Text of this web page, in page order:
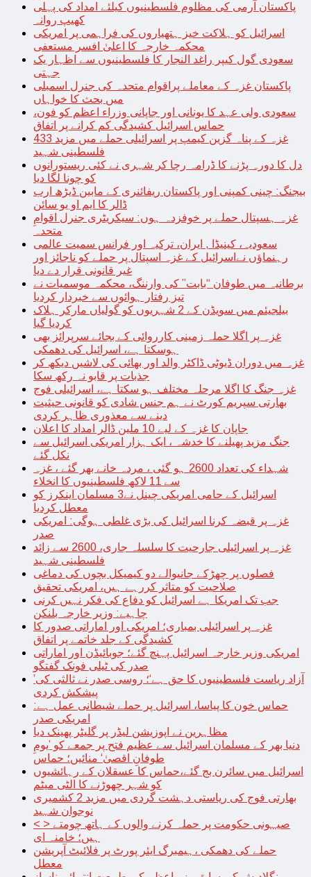
پاکستان آرمی کی مظلوم فلسطینیوں کیلئے امداد کی پہلی
کھیپ روانہ
اسرائیل کو ہلاکت خیز ہتھیاروں کی فراہمی پر امریکی
محکمہ خارجہ کا اعلیٰ افسر مستعفی
سعودی گول کیپر راغد النجار کا فلسطینیوں سے اظہار یک
جہتی
پاکستان غزہ کے معاملے پراقوام متحدہ کی جنرل اسمبلی
میں بحث کا خواہاں
سعودی ولی عہد کا یونانی اور جاپانی وزراء اعظم کو فون،
حماس اسرائیل کشیدگی کم کرانے پر اتفاق
غزہ کے پناہ گزین کیمپ پر اسرائیلی حملے میں مزید 433
فلسطینی شہید
دل کا دورہ پڑنے کا ڈرامہ رچا کر شہری نے کئی ریستورانوں
کو چونا لگا دیا
بیجنگ: چینی کمپنی اور پاکستان ریفائنری کے مابین ڈیڑھ ارب
ڈالر کا ایم او یو سائن
غزہ ہسپتال حملے پر خوفزدہ ہوں: سیکریٹری جنرل اقوامِ
متحدہ
سعودیہ، کینیڈا , ایران، ترکیہ اور فرانس سمیت عالمی
رہنماؤں نےاسرائیل کے غزہ اسپتال پر حملے کو ناجائز اور
غیر قانونی قرار دے دیا
برطانیہ میں طوفان “بابت” کی وارننگ، محکمہ موسمیات نے
تیز رفتار ہوائوں سے خبردار کردیا
بیلجیئم میں سویڈن کے 2 شہریوں کو گولیاں مارکر ہلاک
کردیا گیا
غزہ پر اگلا حملہ زمینی کارروائی کے بجائے سرپرائز بھی
ہوسکتا ہے، اسرائیل کی دھمکی
غزہ میں دوران ڈیوٹی ڈاکٹر والد اور بھائی کی لاشیں دیکھ کر
جذبات پر قابو نہ رکھ سکا
غزہ جنگ کا اگلا مرحلہ مختلف ہو سکتا ہے، اسرائیلی فوج
بھارتی سپریم کورٹ نے ہم جنس شادی کو قانونی حیثیت
دینے سے معذوری ظاہر کردی
جاپان کا غزہ کے لیے 10 ملین ڈالر امداد کا اعلان
جنگ مزید پھیلنے کا خدشہ ، ایک ہزار امریکی اسرائیل سے
نکل گئے
شہداء کی تعداد 2600 ہو گئی ، مردہ خانے بھر گئے ، غزہ
سے 11 لاکھ فلسطینیوں کا انخلاء
اسرائیل کے حامی امریکی چینل نے3 مسلمان اینکرز کو
معطل کردیا
غزہ پر قبضہ کرنا اسرائیل کی بڑی غلطی ہوگی: امریکی
صدر
غزہ پر اسرائیلی جارحیت کا سلسلہ جاری، 2600 سے زائد
فلسطینی شہید
فصلوں پر چھڑکے جانیوالے دو کیمیکل بچوں کی دماغی
صلاحیت کو متاثر کررہے ہیں، امریکی تحقیق
جب تک امریکا ہے اسرائیل کو دفاع کی فکر نہیں کرنی
چاہیے: وزیر خارجہ بلنکن
غزہ پر اسرائیلی بمباری؛ امریکی اور اماراتی صدور کا
کشیدگی کے جلد خاتمے پر اتفاق
امریکی وزیر خارجہ اسرائیل پہنچ گئے؛ جوبائیڈن اور اماراتی
صدر کی ٹیلی فونک گفتگو
’آزاد ریاست فلسطینیوں کا حق ہے‘؛ روسی صدر نے ثالثی کی
پیشکش کردی
حماس خون کا پیاسا، اسرائیل پر حملے شیطانی عمل ہے:
امریکی صدر
مظاہرین نے اپوزیشن لیڈر پر گلیٹر پھینک دیا
دنیا بھر کے مسلمان اسرائیل سے عظیم فتح پر جمعے کو ’یومِ
طوفانِ اقصیٰ‘ منائیں؛ حماس
اسرائیل میں سائرن بج گئے،حماس کا عسقلان کے رہائشیوں
کو شہر چھوڑنے کا الٹی میٹم
بھارتی فوج کی ریاستی دہشت گردی میں مزید 2 کشمیری
نوجوان شہید
< > صیہونی حکومت پر حملہ کرنے والوں کے ہاتھ چومتے
ہیں؛ خامنہ ای
حملے کی دھمکی ،ہیمبرگ ایئر پورٹ پر فلائیٹ آپریشن
معطل